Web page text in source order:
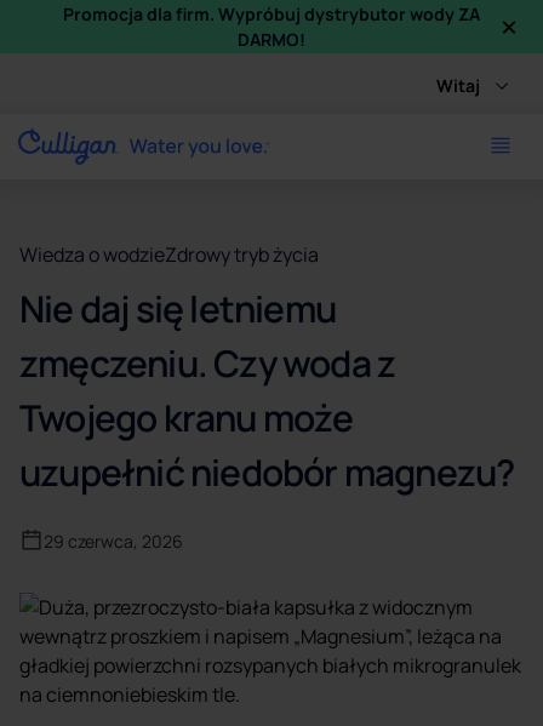
Promocja dla firm. Wypróbuj dystrybutor wody ZA
DARMO!
×
Witaj
Wiedza o wodzieZdrowy tryb życia
Nie daj się letniemu
zmęczeniu. Czy woda z
Twojego kranu może
uzupełnić niedobór magnezu?
29 czerwca, 2026